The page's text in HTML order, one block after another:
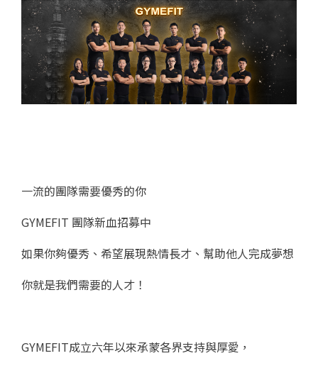
一流的團隊需要優秀的你
GYMEFIT 團隊新血招募中
如果你夠優秀、希望展現熱情長才、幫助他人完成夢想
你就是我們需要的人才！
GYMEFIT成立六年以來承蒙各界支持與厚愛，